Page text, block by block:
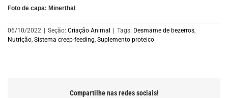
Foto de capa: Minerthal
06/10/2022 Seção: Criação Animal Tags: Desmame de bezerros,
Nutrição, Sistema creep-feeding, Suplemento proteico
Compartilhe nas redes sociais!